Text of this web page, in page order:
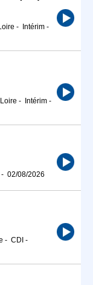
- Intérim -
- Intérim -
- 02/08/2026
- CDI -